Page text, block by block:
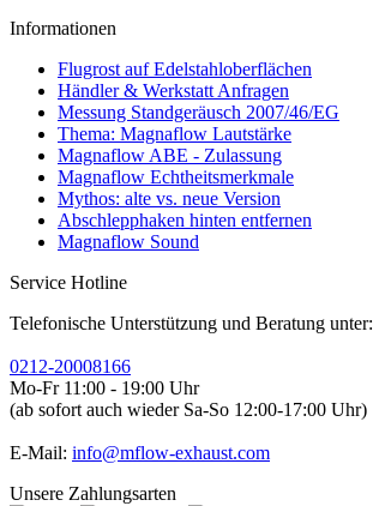
Informationen
Flugrost auf Edelstahloberflächen
Händler & Werkstatt Anfragen
Messung Standgeräusch 2007/46/EG
Thema: Magnaflow Lautstärke
Magnaflow ABE - Zulassung
Magnaflow Echtheitsmerkmale
Mythos: alte vs. neue Version
Abschlepphaken hinten entfernen
Magnaflow Sound
Service Hotline
Telefonische Unterstützung und Beratung unter:
0212-20008166
Mo-Fr 11:00 - 19:00 Uhr
(ab sofort auch wieder Sa-So 12:00-17:00 Uhr)
E-Mail: info@mflow-exhaust.com
Unsere Zahlungsarten